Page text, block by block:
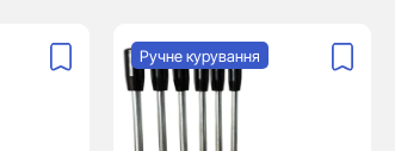
Ручне курування